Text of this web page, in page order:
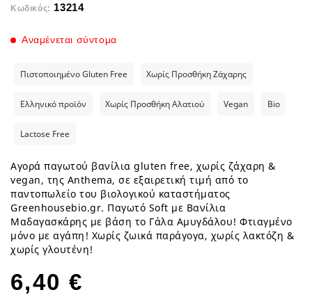
Κωδικός: 13214
Αναμένεται σύντομα
Πιστοποιημένο Gluten Free Χωρίς Προσθήκη Ζάχαρης
Ελληνικό προϊόν Χωρίς Προσθήκη Αλατιού Vegan Bio
Lactose Free
Αγορά παγωτού βανίλια gluten free, χωρίς ζάχαρη &
vegan, της Anthema, σε εξαιρετική τιμή από το
παντοπωλείο του βιολογικού καταστήματος
Greenhousebio.gr. Παγωτό Soft με Βανίλια
Μαδαγασκάρης με βάση το Γάλα Αμυγδάλου! Φτιαγμένο
μόνο με αγάπη! Χωρίς ζωικά παράγογα, χωρίς λακτόζη &
χωρίς γλουτένη!
6,40 €